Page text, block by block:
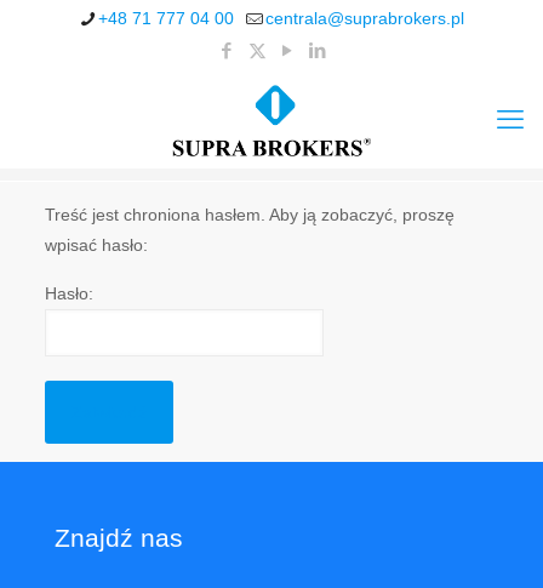
+48 71 777 04 00 centrala@suprabrokers.pl
Treść jest chroniona hasłem. Aby ją zobaczyć, proszę
wpisać hasło:
Hasło:
Znajdź nas